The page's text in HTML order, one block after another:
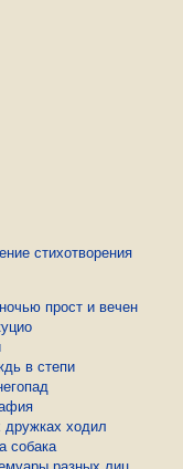
стихотворения
прост и вечен
в степи
ходил
собака